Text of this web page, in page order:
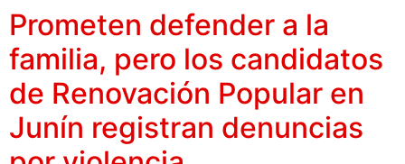
Prometen defender a la
familia, pero los candidatos
de Renovación Popular en
Junín registran denuncias